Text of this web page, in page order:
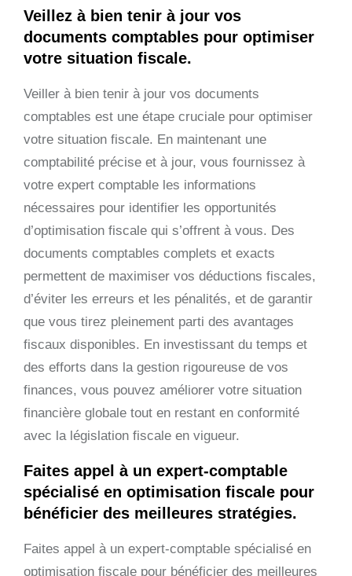
Veillez à bien tenir à jour vos
documents comptables pour optimiser
votre situation fiscale.
Veiller à bien tenir à jour vos documents
comptables est une étape cruciale pour optimiser
votre situation fiscale. En maintenant une
comptabilité précise et à jour, vous fournissez à
votre expert comptable les informations
nécessaires pour identifier les opportunités
d’optimisation fiscale qui s’offrent à vous. Des
documents comptables complets et exacts
permettent de maximiser vos déductions fiscales,
d’éviter les erreurs et les pénalités, et de garantir
que vous tirez pleinement parti des avantages
fiscaux disponibles. En investissant du temps et
des efforts dans la gestion rigoureuse de vos
finances, vous pouvez améliorer votre situation
financière globale tout en restant en conformité
avec la législation fiscale en vigueur.
Faites appel à un expert-comptable
spécialisé en optimisation fiscale pour
bénéficier des meilleures stratégies.
Faites appel à un expert-comptable spécialisé en
optimisation fiscale pour bénéficier des meilleures